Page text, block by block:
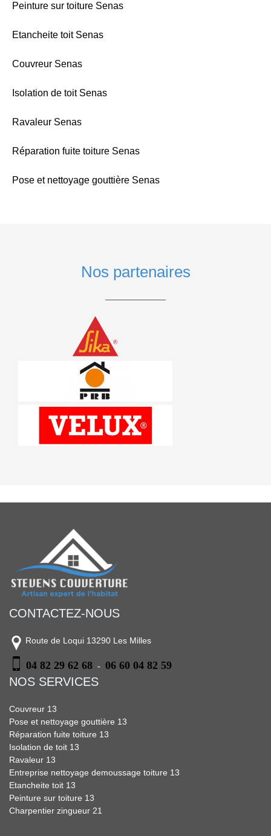
Peinture sur toiture Senas
Etancheite toit Senas
Couvreur Senas
Isolation de toit Senas
Ravaleur Senas
Réparation fuite toiture Senas
Pose et nettoyage gouttière Senas
Nos partenaires
CONTACTEZ-NOUS
Route de Loqui 13290 Les Milles
04 82 29 62 68 - 06 60 04 82 59
NOS SERVICES
Couvreur 13
Pose et nettoyage gouttière 13
Réparation fuite toiture 13
Isolation de toit 13
Ravaleur 13
Entreprise nettoyage demoussage toiture 13
Etancheite toit 13
Peinture sur toiture 13
Charpentier zingueur 21